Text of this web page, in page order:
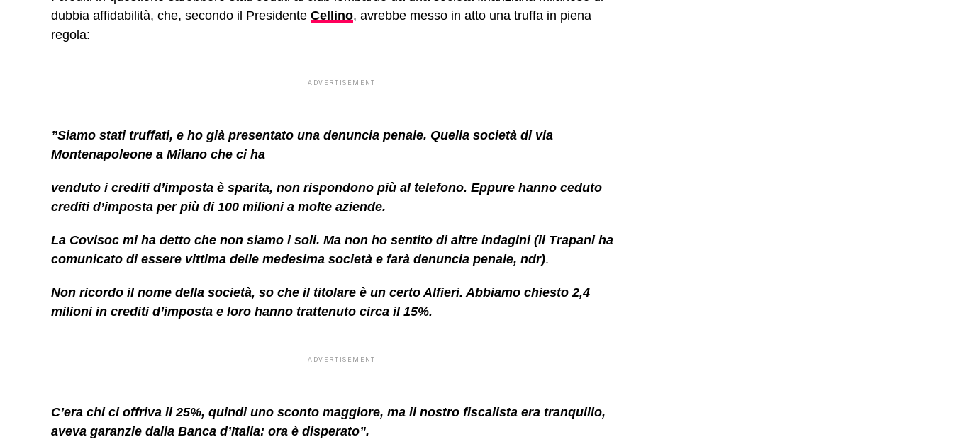
dubbia affidabilità, che, secondo il Presidente Cellino, avrebbe messo in atto una truffa in piena
regola:
ADVERTISEMENT
”Siamo stati truffati, e ho già presentato una denuncia penale. Quella società di via
Montenapoleone a Milano che ci ha
venduto i crediti d’imposta è sparita, non rispondono più al telefono. Eppure hanno ceduto
crediti d’imposta per più di 100 milioni a molte aziende.
La Covisoc mi ha detto che non siamo i soli. Ma non ho sentito di altre indagini (il Trapani ha
comunicato di essere vittima delle medesima società e farà denuncia penale, ndr).
Non ricordo il nome della società, so che il titolare è un certo Alfieri. Abbiamo chiesto 2,4
milioni in crediti d’imposta e loro hanno trattenuto circa il 15%.
ADVERTISEMENT
C’era chi ci offriva il 25%, quindi uno sconto maggiore, ma il nostro fiscalista era tranquillo,
aveva garanzie dalla Banca d’Italia: ora è disperato”.